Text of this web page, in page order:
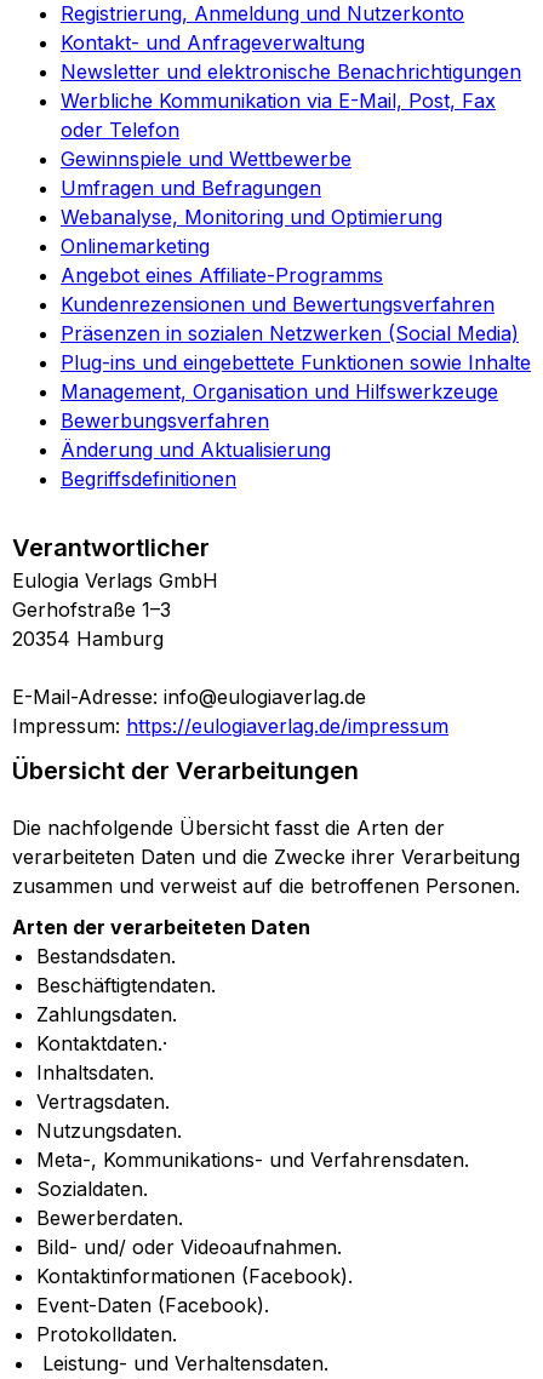
Registrierung, Anmeldung und Nutzerkonto
Kontakt- und Anfrageverwaltung
Newsletter und elektronische Benachrichtigungen
Werbliche Kommunikation via E-Mail, Post, Fax
oder Telefon
Gewinnspiele und Wettbewerbe
Umfragen und Befragungen
Webanalyse, Monitoring und Optimierung
Onlinemarketing
Angebot eines Affiliate-Programms
Kundenrezensionen und Bewertungsverfahren
Präsenzen in sozialen Netzwerken (Social Media)
Plug-ins und eingebettete Funktionen sowie Inhalte
Management, Organisation und Hilfswerkzeuge
Bewerbungsverfahren
Änderung und Aktualisierung
Begriffsdefinitionen
Verantwortlicher
Eulogia Verlags GmbH
Gerhofstraße 1–3
20354 Hamburg
E-Mail-Adresse: info@eulogiaverlag.de
Impressum: https://eulogiaverlag.de/impressum
Übersicht der Verarbeitungen
Die nachfolgende Übersicht fasst die Arten der
verarbeiteten Daten und die Zwecke ihrer Verarbeitung
zusammen und verweist auf die betroffenen Personen.
Arten der verarbeiteten Daten
Bestandsdaten.
Beschäftigtendaten.
Zahlungsdaten.
Kontaktdaten.·
Inhaltsdaten.
Vertragsdaten.
Nutzungsdaten.
Meta-, Kommunikations- und Verfahrensdaten.
Sozialdaten.
Bewerberdaten.
Bild- und/ oder Videoaufnahmen.
Kontaktinformationen (Facebook).
Event-Daten (Facebook).
Protokolldaten.
Leistung- und Verhaltensdaten.